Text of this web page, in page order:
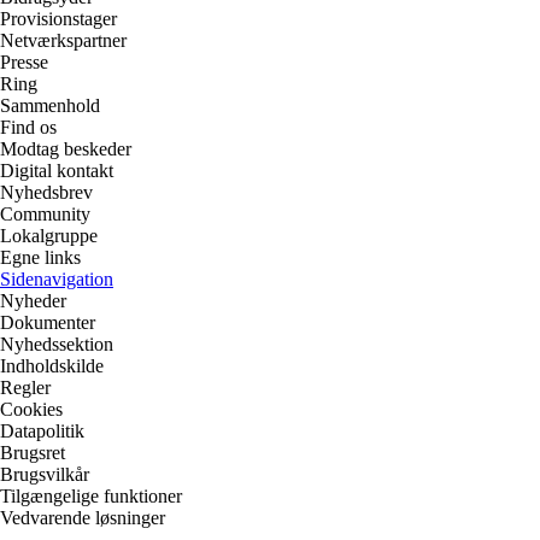
Provisionstager
Netværkspartner
Presse
Ring
Sammenhold
Find os
Modtag beskeder
Digital kontakt
Nyhedsbrev
Community
Lokalgruppe
Egne links
Sidenavigation
Nyheder
Dokumenter
Nyhedssektion
Indholdskilde
Regler
Cookies
Datapolitik
Brugsret
Brugsvilkår
Tilgængelige funktioner
Vedvarende løsninger